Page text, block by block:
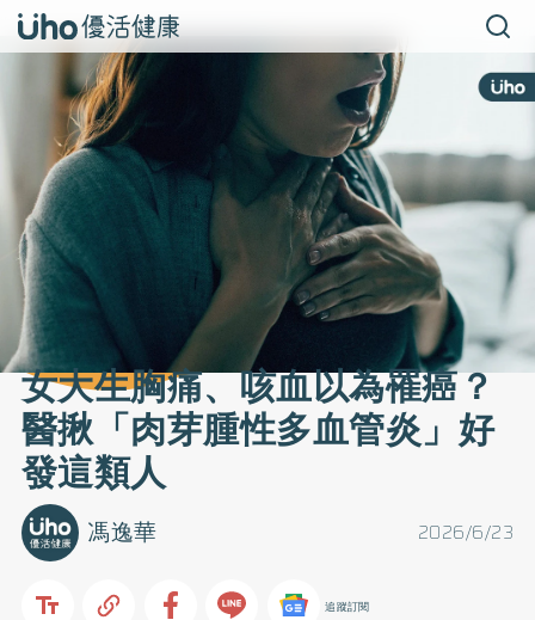
女大生胸痛、咳血以為罹癌？
醫揪「肉芽腫性多血管炎」好
發這類人
2026/6/23
馮逸華
追蹤訂閱